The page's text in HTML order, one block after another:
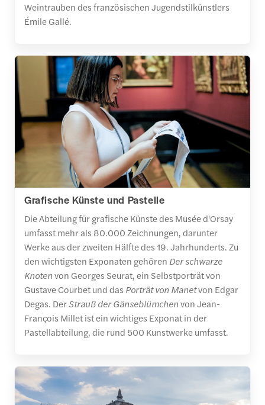
Weintrauben des französischen Jugendstilkünstlers
Émile Gallé.
Grafische Künste und Pastelle
Die Abteilung für grafische Künste des Musée d'Orsay
umfasst mehr als 80.000 Zeichnungen, darunter
Werke aus der zweiten Hälfte des 19. Jahrhunderts. Zu
den wichtigsten Exponaten gehören Der schwarze
Knotenvon Georges Seurat, ein Selbstporträt von
Gustave Courbet und das Porträt von Manetvon Edgar
Degas. DerStrauß der Gänseblümchenvon Jean-
François Millet ist ein wichtiges Exponat in der
Pastellabteilung, die rund 500 Kunstwerke umfasst.